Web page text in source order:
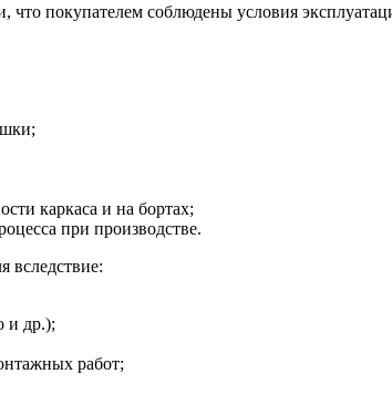
что покупателем соблюдены условия
каркаса и на бортах;
при производстве.
вследствие:
и др.);
работ;